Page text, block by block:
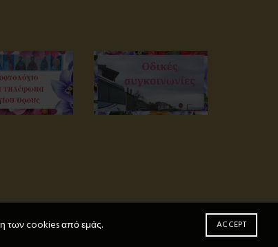
των cookies από εμάς. ACCEPT